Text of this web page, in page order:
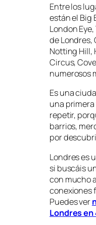
Entre los
están el Big
London
de Londres,
Notting Hill,
Circus,
numerosos
Es una
una
repetir,
barrios,
por
Londres es
si buscáis
con mucho
conexiones
Puedes ver
Londres en